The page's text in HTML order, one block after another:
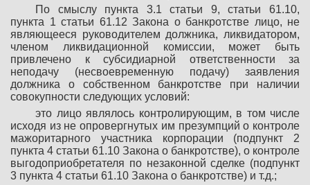
По смыслу пункта 3.1 статьи 9, статьи 61.10,
пункта 1 статьи 61.12 Закона о банкротстве лицо, не
являющееся руководителем должника, ликвидатором,
членом ликвидационной комиссии, может быть
привлечено к субсидиарной ответственности за
неподачу (несвоевременную подачу) заявления
должника о собственном банкротстве при наличии
совокупности следующих условий:
это лицо являлось контролирующим, в том числе
исходя из не опровергнутых им презумпций о контроле
мажоритарного участника корпорации (подпункт 2
пункта 4 статьи 61.10 Закона о банкротстве), о контроле
выгодоприобретателя по незаконной сделке (подпункт
3 пункта 4 статьи 61.10 Закона о банкротстве) и т.д.;